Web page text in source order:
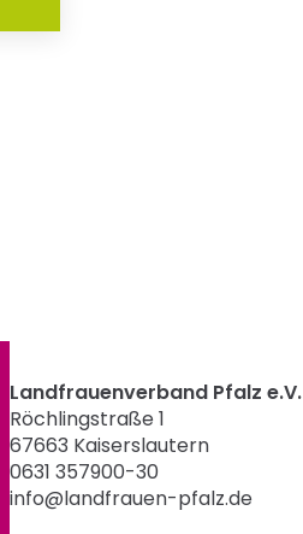
Landfrauenverband Pfalz e.V.
Röchlingstraße 1
67663 Kaiserslautern
0631 357900-30
info@landfrauen-pfalz.de